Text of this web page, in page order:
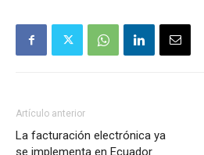
Artículo anterior
La facturación electrónica ya
se implementa en Ecuador